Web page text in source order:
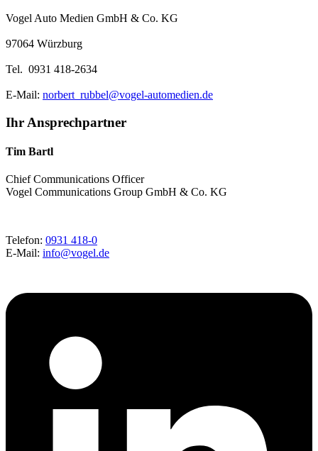
Vogel Auto Medien GmbH & Co. KG
97064 Würzburg
Tel. 0931 418-2634
E-Mail: norbert_rubbel@vogel-automedien.de
Ihr Ansprechpartner
Tim Bartl
Chief Communications Officer
Vogel Communications Group GmbH & Co. KG
Telefon: 0931 418-0
E-Mail: info@vogel.de